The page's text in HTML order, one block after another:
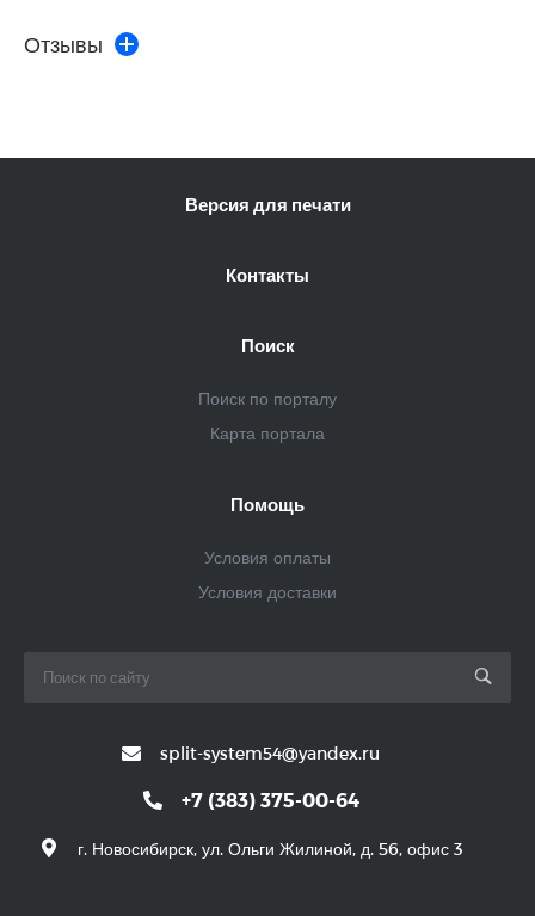
Отзывы
Версия для печати
Контакты
Поиск
Поиск по порталу
Карта портала
Помощь
Условия оплаты
Условия доставки
split-system54@yandex.ru
+7 (383) 375-00-64
г. Новосибирск, ул. Ольги Жилиной, д. 56, офис 3